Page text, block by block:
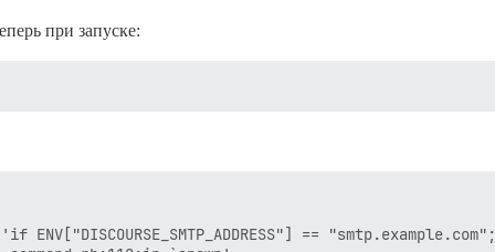
при запуске:
==